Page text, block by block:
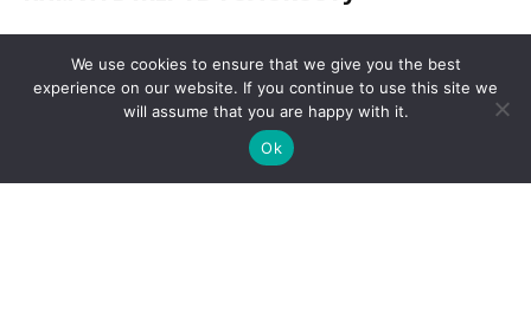
We use cookies to ensure that we give you the best
experience on our website. If you continue to use this site we
will assume that you are happy with it.
Ok